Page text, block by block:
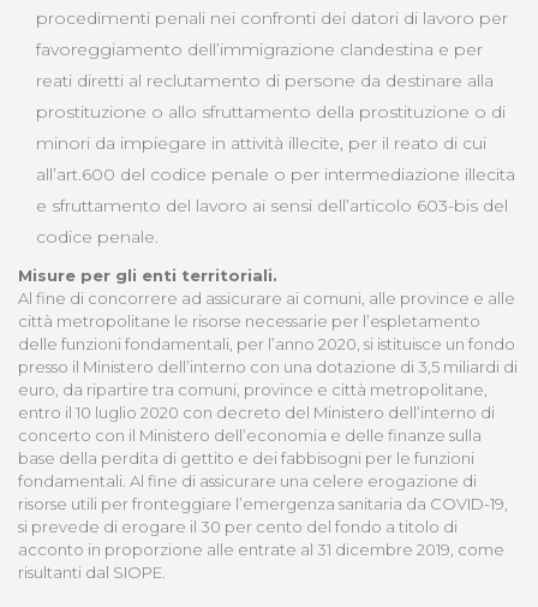
procedimenti penali nei confronti dei datori di lavoro per
favoreggiamento dell’immigrazione clandestina e per
reati diretti al reclutamento di persone da destinare alla
prostituzione o allo sfruttamento della prostituzione o di
minori da impiegare in attività illecite, per il reato di cui
all’art.600 del codice penale o per intermediazione illecita
e sfruttamento del lavoro ai sensi dell’articolo 603-bis del
codice penale.
Misure per gli enti territoriali.
Al fine di concorrere ad assicurare ai comuni, alle province e alle
città metropolitane le risorse necessarie per l’espletamento
delle funzioni fondamentali, per l’anno 2020, si istituisce un fondo
presso il Ministero dell’interno con una dotazione di 3,5 miliardi di
euro, da ripartire tra comuni, province e città metropolitane,
entro il 10 luglio 2020 con decreto del Ministero dell’interno di
concerto con il Ministero dell’economia e delle finanze sulla
base della perdita di gettito e dei fabbisogni per le funzioni
fondamentali. Al fine di assicurare una celere erogazione di
risorse utili per fronteggiare l’emergenza sanitaria da COVID-19,
si prevede di erogare il 30 per cento del fondo a titolo di
acconto in proporzione alle entrate al 31 dicembre 2019, come
risultanti dal SIOPE.